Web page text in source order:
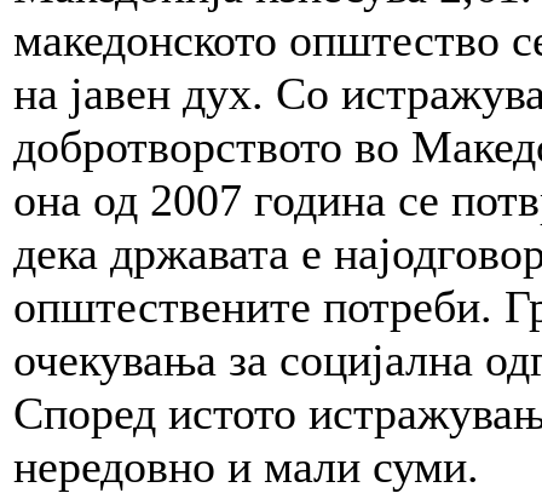
македонското општество
на јавен дух. Со
добротворството во
она од 2007 година се
дека државата е
општествените потреби.
очекувања за социјална
Според истото
нередовно и мали суми.